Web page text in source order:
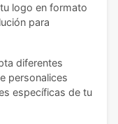
logo en formato
para
diferentes
personalices
específicas de tu